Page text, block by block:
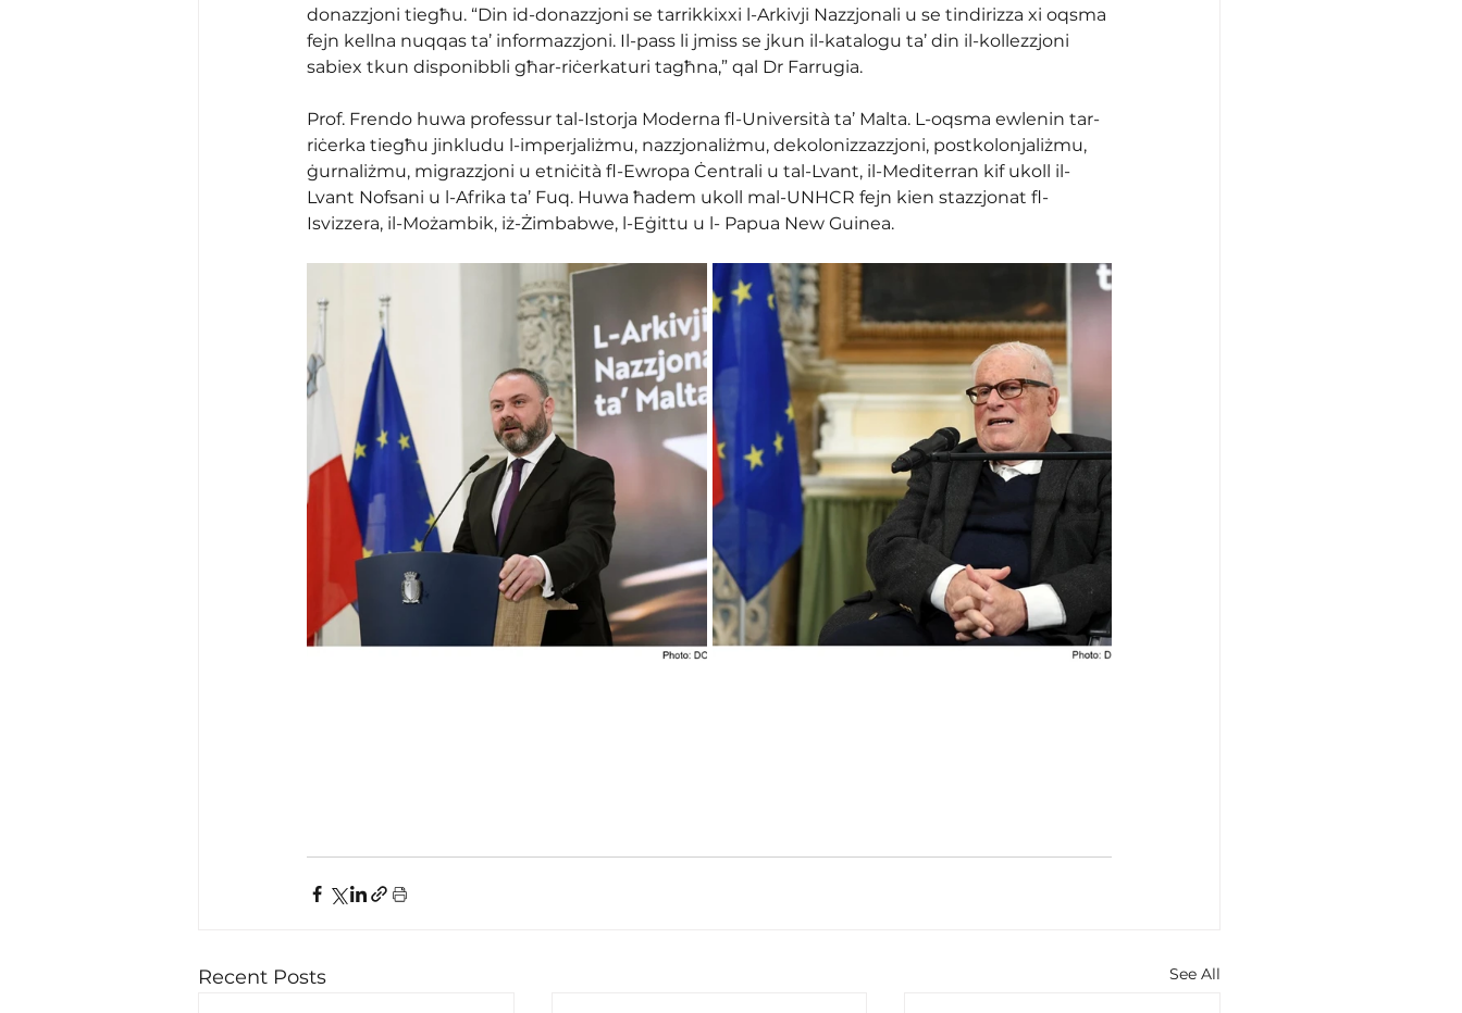
donazzjoni tiegħu. “Din id-donazzjoni se tarrikkixxi l-Arkivji Nazzjonali u se tindirizza xi oqsma
fejn kellna nuqqas ta’ informazzjoni. Il-pass li jmiss se jkun il-katalogu ta’ din il-kollezzjoni
sabiex tkun disponibbli għar-riċerkaturi tagħna,” qal Dr Farrugia.
Prof. Frendo huwa professur tal-Istorja Moderna fl-Università ta’ Malta. L-oqsma ewlenin tar-
riċerka tiegħu jinkludu l-imperjaliżmu, nazzjonaliżmu, dekolonizzazzjoni, postkolonjaliżmu,
ġurnaliżmu, migrazzjoni u etniċità fl-Ewropa Ċentrali u tal-Lvant, il-Mediterran kif ukoll il-
Lvant Nofsani u l-Afrika ta’ Fuq. Huwa ħadem ukoll mal-UNHCR fejn kien stazzjonat fl-
Isvizzera, il-Możambik, iż-Żimbabwe, l-Eġittu u l- Papua New Guinea.
Recent Posts See All